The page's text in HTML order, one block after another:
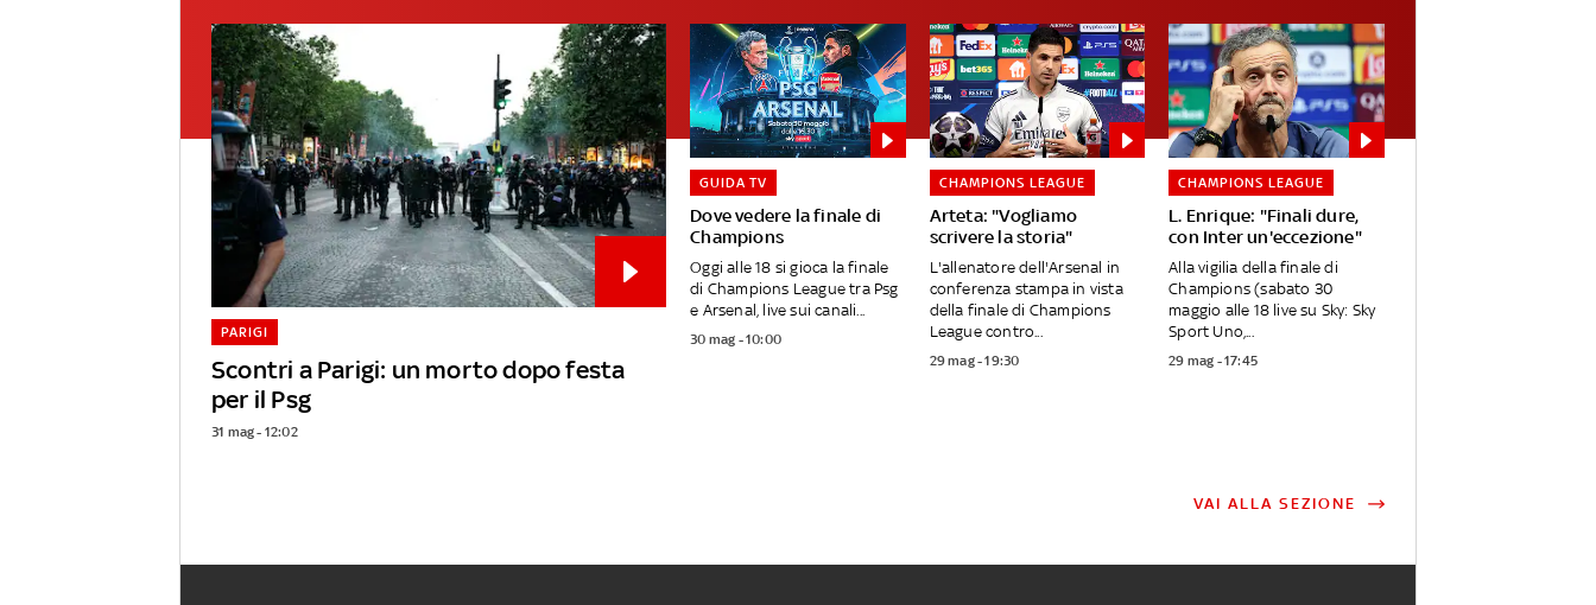
Scontri a Parigi: un morto dopo festa
per il Psg
PARIGI
31 mag - 12:02
Dove vedere la finale di
Champions
GUIDA TV
Oggi alle 18 si gioca la finale
di Champions League tra Psg
e Arsenal, live sui canali...
30 mag - 10:00
Arteta: "Vogliamo
scrivere la storia"
CHAMPIONS LEAGUE
L'allenatore dell'Arsenal in
conferenza stampa in vista
della finale di Champions
League contro...
29 mag - 19:30
L. Enrique: "Finali dure,
con Inter un'eccezione"
CHAMPIONS LEAGUE
Alla vigilia della finale di
Champions (sabato 30
maggio alle 18 live su Sky: Sky
Sport Uno,...
29 mag - 17:45
VAI ALLA SEZIONE